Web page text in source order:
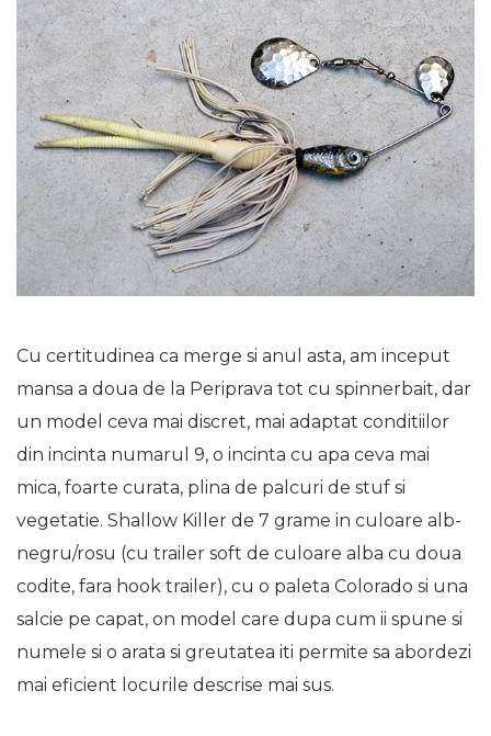
Cu certitudinea ca merge si anul asta, am inceput
mansa a doua de la Periprava tot cu spinnerbait, dar
un model ceva mai discret, mai adaptat conditiilor
din incinta numarul 9, o incinta cu apa ceva mai
mica, foarte curata, plina de palcuri de stuf si
vegetatie. Shallow Killer de 7 grame in culoare alb-
negru/rosu (cu trailer soft de culoare alba cu doua
codite, fara hook trailer), cu o paleta Colorado si una
salcie pe capat, on model care dupa cum ii spune si
numele si o arata si greutatea iti permite sa abordezi
mai eficient locurile descrise mai sus.